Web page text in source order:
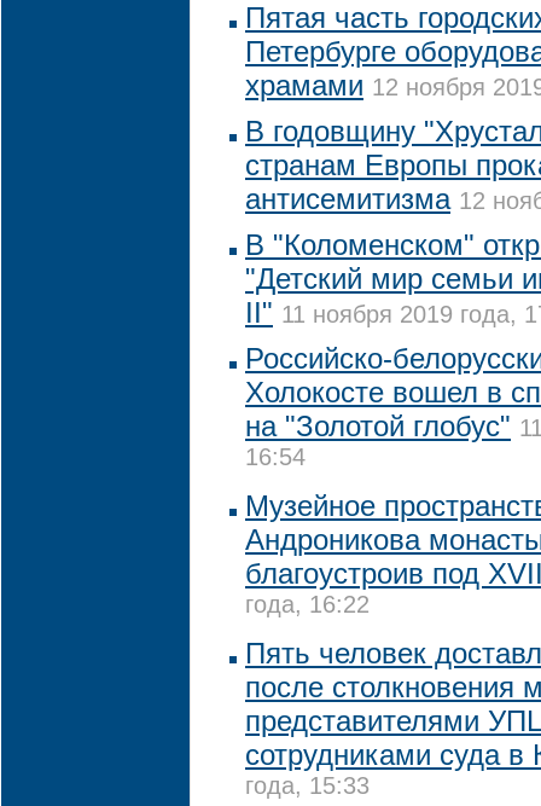
Пятая часть
Петербурге
храмами 12 ноября
В годовщину
странам Европы
антисемитизма 12
В "Коломенском"
"Детский мир семьи
II" 11 ноября 2019 года,
Российско-
Холокосте вошел в
на "Золотой глобус"
16:54
Музейное
Андроникова
благоустроив под
года, 16:22
Пять человек
после столкновения
представителями
сотрудниками суда в
года, 15:33